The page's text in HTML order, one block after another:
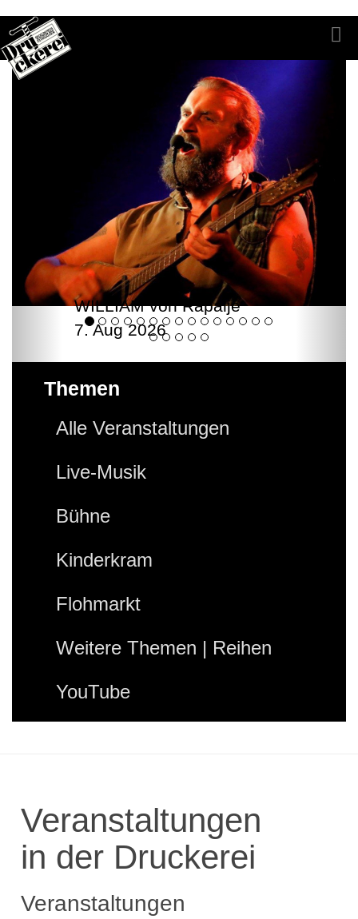
WILLIAM von Rapalje
7. Aug 2026
Themen
Alle Veranstaltungen
Live-Musik
Bühne
Kinderkram
Flohmarkt
Weitere Themen | Reihen
YouTube
Veranstaltungen
in der Druckerei
Veranstaltungen